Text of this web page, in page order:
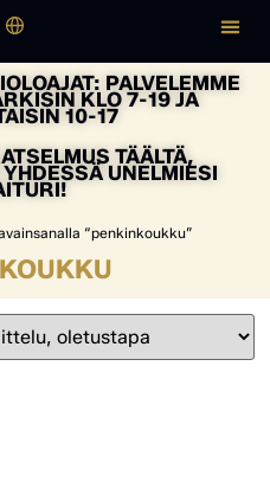
PALVELEMME
KLO 7-19 JA
10-17
TÄÄLTÄ,
UNELMIESI
“penkinkoukku”